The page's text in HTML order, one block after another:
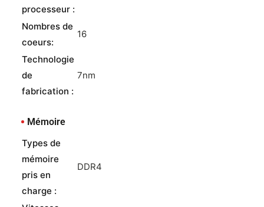
processeur :
Nombres de
coeurs:
16
Technologie
de
fabrication :
7nm
Mémoire
Types de
mémoire
pris en
charge :
DDR4